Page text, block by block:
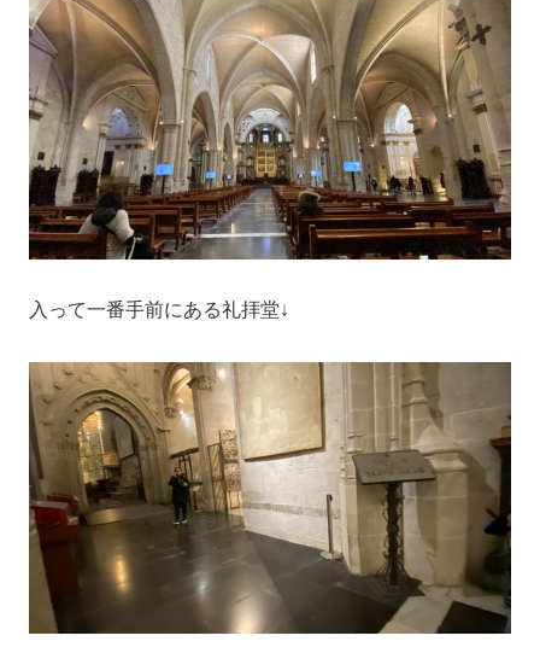
入って一番手前にある礼拝堂↓